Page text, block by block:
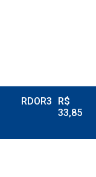
RDOR3
R$
33,85